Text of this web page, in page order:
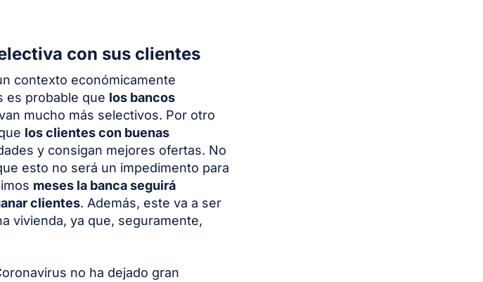
con sus clientes
contexto económicamente
es probable que los bancos
mucho más selectivos. Por otro
los clientes con buenas
y consigan mejores ofertas. No
esto no será un impedimento para
meses la banca seguirá
clientes. Además, este va a ser
vivienda, ya que, seguramente,
no ha dejado gran